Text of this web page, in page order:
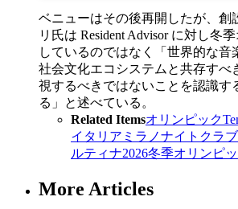
ベニューはその後再開したが、創
リ氏は Resident Advisor に対し冬
しているのではなく「世界的な音
社会文化エコシステムと共存すべ
視するべきではないことを認識す
る」と述べている。
Related Itemsオリンピック
イタリア ミラノナイトクラブ
ルティナ2026冬季オリンピ
More Articles